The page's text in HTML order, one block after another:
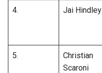
4. Jai Hindley
5.
Christian
Scaroni